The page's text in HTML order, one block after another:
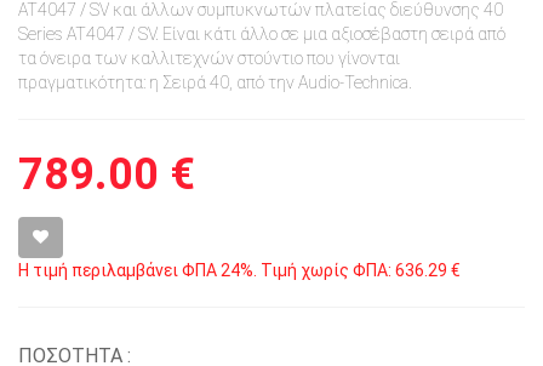
AT4047 / SV και άλλων συμπυκνωτών πλατείας διεύθυνσης 40
Series AT4047 / SV. Είναι κάτι άλλο σε μια αξιοσέβαστη σειρά από
τα όνειρα των καλλιτεχνών στούντιο που γίνονται
πραγματικότητα: η Σειρά 40, από την Audio-Technica.
789.00 €
Η τιμή περιλαμβάνει ΦΠΑ 24%. Τιμή χωρίς ΦΠΑ: 636.29 €
ΠΟΣΟΤΗΤΑ :